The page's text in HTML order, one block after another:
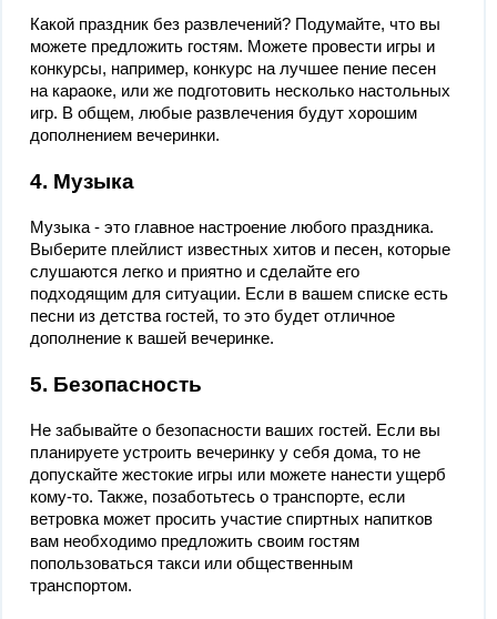
Какой праздник без развлечений? Подумайте, что вы
можете предложить гостям. Можете провести игры и
конкурсы, например, конкурс на лучшее пение песен
на караоке, или же подготовить несколько настольных
игр. В общем, любые развлечения будут хорошим
дополнением вечеринки.
4. Музыка
Музыка - это главное настроение любого праздника.
Выберите плейлист известных хитов и песен, которые
слушаются легко и приятно и сделайте его
подходящим для ситуации. Если в вашем списке есть
песни из детства гостей, то это будет отличное
дополнение к вашей вечеринке.
5. Безопасность
Не забывайте о безопасности ваших гостей. Если вы
планируете устроить вечеринку у себя дома, то не
допускайте жестокие игры или можете нанести ущерб
кому-то. Также, позаботьтесь о транспорте, если
ветровка может просить участие спиртных напитков
вам необходимо предложить своим гостям
попользоваться такси или общественным
транспортом.